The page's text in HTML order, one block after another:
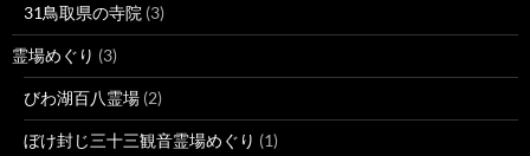
31鳥取県の寺院 (3)
霊場めぐり (3)
びわ湖百八霊場 (2)
ぼけ封じ三十三観音霊場めぐり (1)